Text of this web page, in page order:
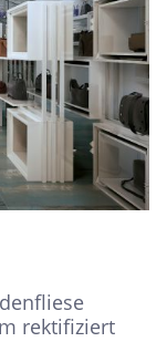
rektifiziert